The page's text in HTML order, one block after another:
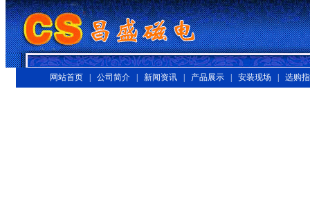
网站首页 | 公司简介 | 新闻资讯 | 产品展示 | 安装现场 | 选购